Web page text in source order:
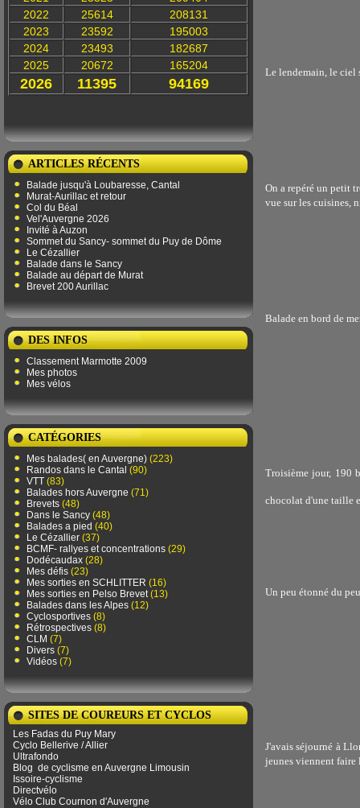
2022
25614
208131
2023
23592
195003
2024
23493
182687
2025
20672 165204
2026 11395 94169
ARTICLES RÉCENTS
Balade jusqu'à Loubaresse, Cantal
Murat-Aurillac et retour
Col du Béal
Vel'Auvergne 2026
Invité à Auzon
Sommet du Sancy- sommet du Puy de Dôme
Le Cézallier
Balade dans le Sancy
Balade au départ de Murat
Brevet 200 Aurillac
DES INFOS
Classement Marmotte 2009
Mes photos
Mes vélos
CATÉGORIES
Mes balades( en Auvergne) (223)
Randos dans le Cantal (90)
VTT (83)
Balades hors Auvergne (71)
Brevets (48)
Dans le Sancy (48)
Balades a pied (40)
Le Cézallier (37)
BCMF- rallyes et concentrations (29)
Dodécaudax (28)
Mes défis (23)
Mes sorties en SCHLITTER (16)
Mes sorties en Pelso Brevet(13)
Balades dans les Alpes (12)
Cyclosportives (8)
Rétrospectives (8)
CLM (7)
Divers (7)
Vidéos (7)
SITES DE COUREURS ET CYCLOS
Les Fadas du Puy Mary
Cyclo Bellerive / Allier
Ultrafondo
Blog de ​​cyclisme en Auvergne Limousin
Issoire-cyclisme
Directvélo
Vélo Club Cournon d'Auvergne
Le lendemain, le ciel
On a repéré un petit
vue sur les cuisines,
Balade en bord de
Troisième jour, 190
chocolat d'une taille
Un peu étonné du
J'avais séjourné à
jeunes viennent faire